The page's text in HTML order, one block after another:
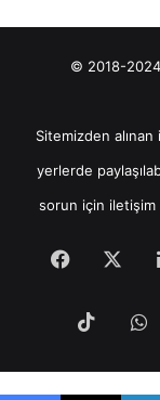
© 2018-2024
Sitemizden
yerlerde
sorun için iletişim
Facebook
TikTok